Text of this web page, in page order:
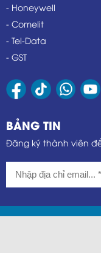
- Honeywell
- Comelit
- Tel-Data
- GST
BẢNG TIN
Đăng ký thành viên